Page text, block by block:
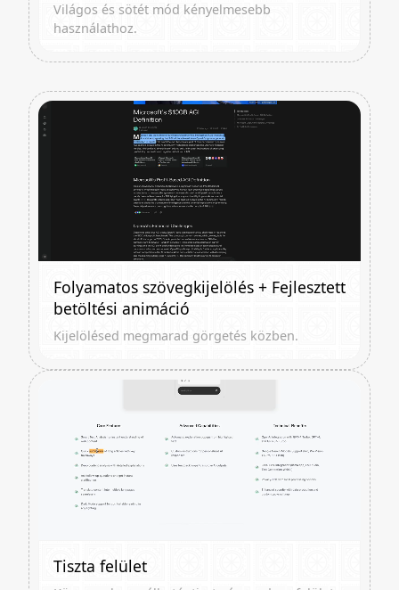
Világos és sötét mód kényelmesebb
használathoz.
Folyamatos szövegkijelölés + Fejlesztett
betöltési animáció
Kijelölésed megmarad görgetés közben.
Tiszta felület